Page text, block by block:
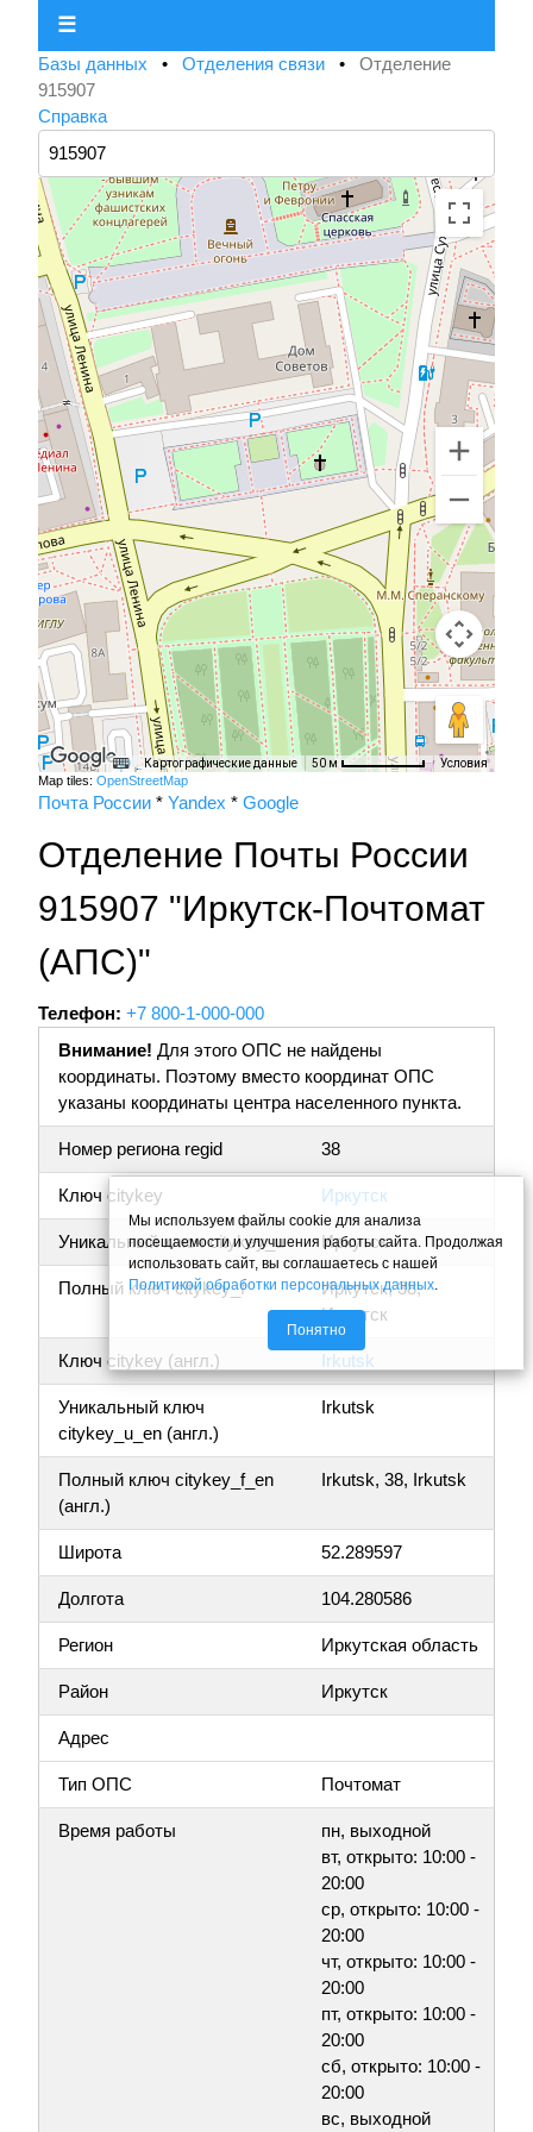
☰
Базы данных • Отделения связи • Отделение
915907
Справка
Картографические данные 50 м Условия
Map tiles: OpenStreetMap
Почта России * Yandex * Google
Отделение Почты России
915907 "Иркутск-Почтомат
(АПС)"
Телефон: +7 800-1-000-000
Внимание! Для этого ОПС не найдены
координаты. Поэтому вместо координат ОПС
указаны координаты центра населенного пункта.
Номер региона regid 38
Ключ citykey Иркутск
Уникальный ключ citykey_u Иркутск
Полный ключ citykey_f
Иркутск, 38,
Иркутск
Ключ citykey (англ.) Irkutsk
Уникальный ключ
citykey_u_en (англ.)
Irkutsk
Полный ключ citykey_f_en
(англ.)
Irkutsk, 38, Irkutsk
Широта 52.289597
Долгота 104.280586
Регион Иркутская область
Район Иркутск
Адрес
Тип ОПС Почтомат
Время работы
пн, выходной
вт, открыто: 10:00 -
20:00
ср, открыто: 10:00 -
20:00
чт, открыто: 10:00 -
20:00
пт, открыто: 10:00 -
20:00
сб, открыто: 10:00 -
20:00
вс, выходной
Мы используем файлы cookie для анализа
посещаемости и улучшения работы сайта. Продолжая
использовать сайт, вы соглашаетесь с нашей
Политикой обработки персональных данных.
Понятно